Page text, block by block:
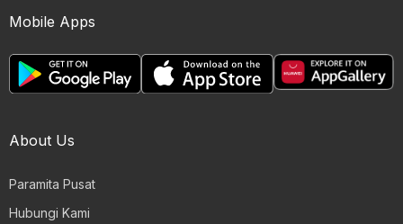
Mobile Apps
About Us
Paramita Pusat
Hubungi Kami